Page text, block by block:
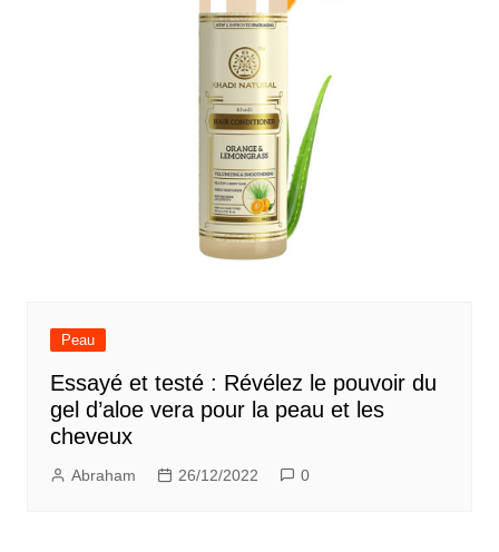
Peau
Essayé et testé : Révélez le pouvoir du
gel d’aloe vera pour la peau et les
cheveux
Abraham 26/12/2022 0